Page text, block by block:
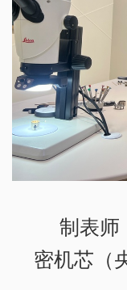
制表师
密机芯（